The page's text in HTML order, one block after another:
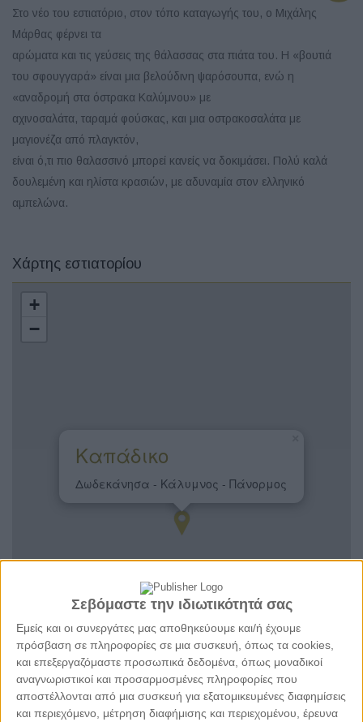
Σεβόμαστε την ιδιωτικότητά σας
Εμείς και οι συνεργάτες μας αποθηκεύουμε και/ή έχουμε
πρόσβαση σε πληροφορίες σε μια συσκευή, όπως τα cookies,
και επεξεργαζόμαστε προσωπικά δεδομένα, όπως μοναδικοί
αναγνωριστικοί και προσαρμοσμένες πληροφορίες που
αποστέλλονται από μια συσκευή για εξατομικευμένες διαφημίσεις
και περιεχόμενο, μέτρηση διαφήμισης και περιεχομένου, έρευνα
Στο νέο του εστιατόριο, στον τόπο καταγωγής του, ο Μιχάλης
Μάρθας φέρνει τα
αρώματα και τις γεύσεις της θάλασσας στα πιάτα του. Η «βουτιά
του σφουγγαρά» είναι μια βελούδινη ψαρόσουπα, ενώ η
«αναδρομή στα όστρακα Καλύμνου» με
αχινοσαλάτα, ταραμά φούσκας, και μια οστρακοσαλάτα με
μαγιονέζα από πλαγκτόν,
είναι ό,τι πιο θαλασσινό μπορεί κανείς να δοκιμάσει. Πολύ καλά
δουλεμένη και ηλίστα κρασιών, με αδυναμία στον ελληνικό
αμπελώνα.
Χάρτης εστιατορίου
Καπάδικο
Δωδεκάνησα - Κάλυμνος - Πάνορμος
+
−